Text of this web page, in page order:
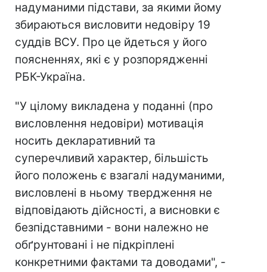
надуманими підстави, за якими йому
збираються висловити недовіру 19
суддів ВСУ. Про це йдеться у його
поясненнях, які є у розпорядженні
РБК-Україна.
"У цілому викладена у поданні (про
висловлення недовіри) мотивація
носить декларативний та
суперечливий характер, більшість
його положень є взагалі надуманими,
висловлені в ньому твердження не
відповідають дійсності, а висновки є
безпідставними - вони належно не
обґрунтовані і не підкріплені
конкретними фактами та доводами", -